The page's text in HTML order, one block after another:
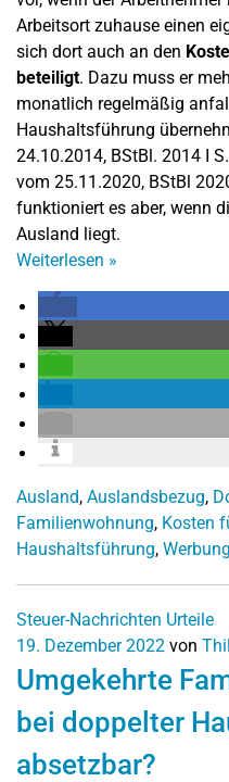
Arbeitsort zuhause einen
sich dort auch an den
beteiligt. Dazu muss er
monatlich regelmäßig
Haushaltsführung
24.10.2014, BStBl. 2014 I
vom 25.11.2020, BStBl
funktioniert es aber, wenn
Ausland liegt.
Weiterlesen »
Ausland, Auslandsbezug,
Familienwohnung, Kosten
Haushaltsführung,
Steuer-Nachrichten Urteile
19. Dezember 2022 von
Umgekehrte
bei doppelter
absetzbar?